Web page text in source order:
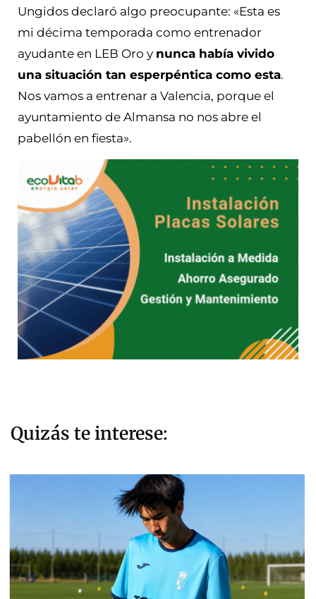
Ungidos declaró algo preocupante: «Esta es
mi décima temporada como entrenador
ayudante en LEB Oro y nunca había vivido
una situación tan esperpéntica como esta.
Nos vamos a entrenar a Valencia, porque el
ayuntamiento de Almansa no nos abre el
pabellón en fiesta».
Quizás te interese: